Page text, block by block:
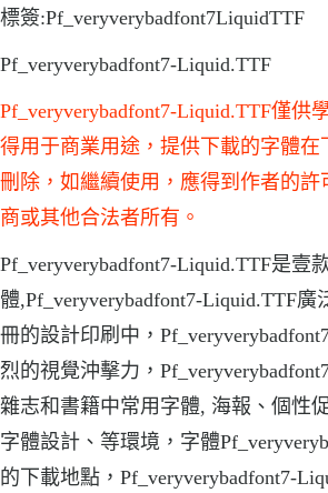
標簽:Pf_veryverybadfont7LiquidTTF
Pf_veryverybadfont7-Liquid.TTF
Pf_veryverybadfont7-Liquid.TTF僅供
得用于商業用途，提供下載的字體在
刪除，如繼續使用，應得到作者的許
商或其他合法者所有。
Pf_veryverybadfont7-Liquid.TTF是壹
體,Pf_veryverybadfont7-Liquid.TTF
冊的設計印刷中，
烈的視覺沖擊力，
雜志和書籍中常用字體, 海報、個性
字體設計、等環境，字體
的下載地點，Pf_veryverybadfont7-